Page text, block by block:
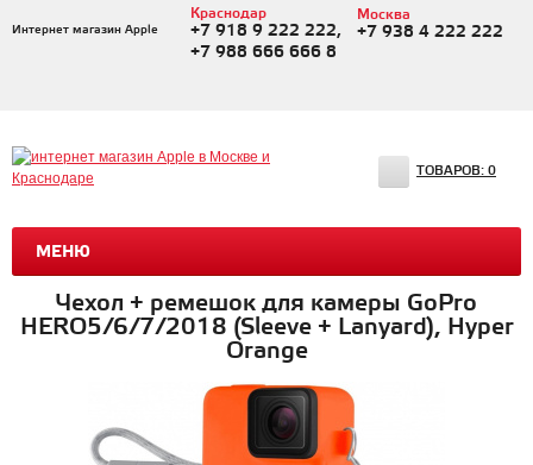
Интернет магазин Apple
Краснодар
+7 918 9 222 222,
+7 988 666 666 8
Москва
+7 938 4 222 222
МЕНЮ
ТОВАРОВ: 0
Чехол + ремешок для камеры GoPro
HERO5/6/7/2018 (Sleeve + Lanyard), Hyper
Orange